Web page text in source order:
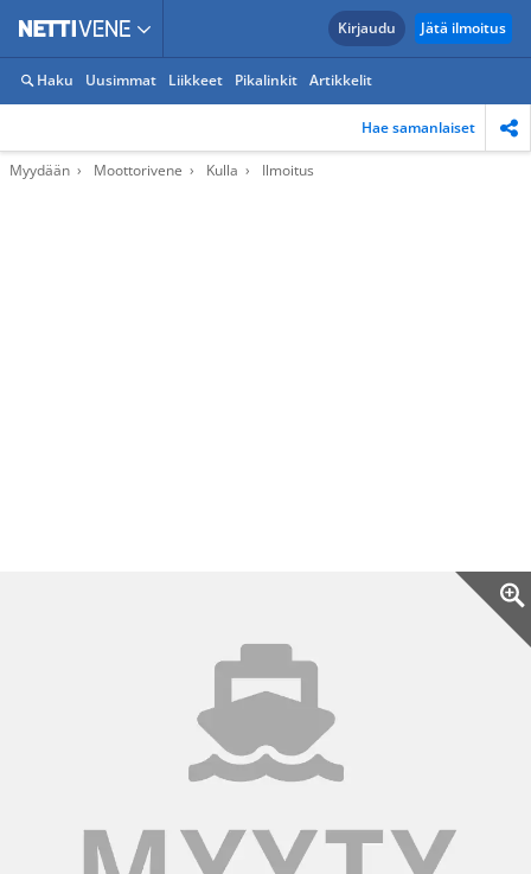
Kirjaudu Jätä ilmoitus
Haku Uusimmat Liikkeet Pikalinkit Artikkelit
Hae samanlaiset
Myydään Moottorivene Kulla Ilmoitus